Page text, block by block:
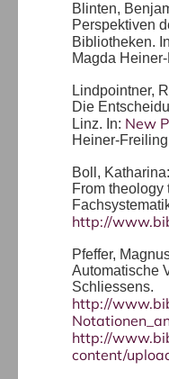
Blinten,
Perspektiven
Bibliotheken.
Magda
Lindpointner,
Die
Linz. In: New
Heiner-
Boll, Katharina:
From
http://
Pfeffer,
Automatische
Schliessens.
http://
http://
content/